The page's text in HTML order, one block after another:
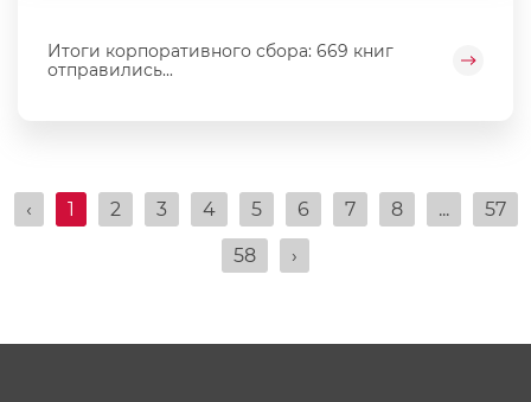
Итоги корпоративного сбора: 669 книг
отправились...
‹ 1 2 3 4 5 6 7 8 ... 57
58 ›